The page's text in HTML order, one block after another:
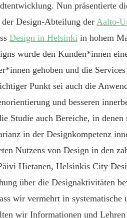
Nun präsentierte
Design-Abteilung der Aalto-
Design in Helsinki in hohem
wurde den Kunden*innen
gehoben und die
Punkt sei auch die
und besseren
Studie auch Bereiche, in
in der Designkompetenz
Nutzens von Design in den
Hietanen, Helsinkis City
über die Designaktivitäten
wir vermehrt in
wir Informationen und